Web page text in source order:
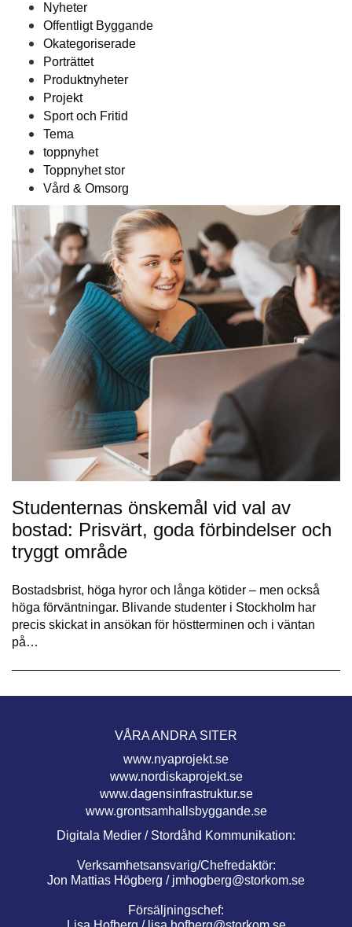
Nyheter
Offentligt Byggande
Okategoriserade
Porträttet
Produktnyheter
Projekt
Sport och Fritid
Tema
toppnyhet
Toppnyhet stor
Vård & Omsorg
Studenternas önskemål vid val av
bostad: Prisvärt, goda förbindelser och
tryggt område
Bostadsbrist, höga hyror och långa kötider – men också
höga förväntningar. Blivande studenter i Stockholm har
precis skickat in ansökan för höstterminen och i väntan
på…
VÅRA ANDRA SITER
www.nyaprojekt.se
www.nordiskaprojekt.se
www.dagensinfrastruktur.se
www.grontsamhallsbyggande.se
Digitala Medier / Stordåhd Kommunikation:
Verksamhetsansvarig/Chefredaktör:
Jon Mattias Högberg / jmhogberg@storkom.se
Försäljningschef: